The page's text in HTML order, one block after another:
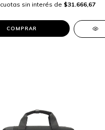
cuotas sin interés de $31.666,67
COMPRAR